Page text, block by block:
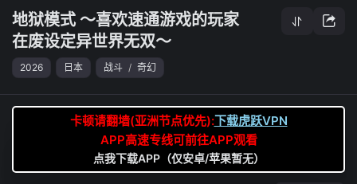
地狱模式 ～喜欢速通游戏的玩家
在废设定异世界无双～
2026 日本 战斗 / 奇幻
卡顿请翻墙(亚洲节点优先):下载虎跃VPN
APP高速专线可前往APP观看
点我下载APP（仅安卓/苹果暂无）